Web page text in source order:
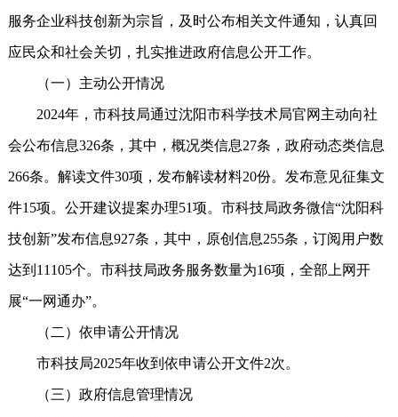
服务企业科技创新为宗旨，及时公布相关文件通知，认真回
应民众和社会关切，扎实推进政府信息公开工作。
（一）主动公开情况
2024年，市科技局通过沈阳市科学技术局官网主动向社
会公布信息326条，其中，概况类信息27条，政府动态类信息
266条。解读文件30项，发布解读材料20份。发布意见征集文
件15项。公开建议提案办理51项。市科技局政务微信“沈阳科
技创新”发布信息927条，其中，原创信息255条，订阅用户数
达到11105个。市科技局政务服务数量为16项，全部上网开
展“一网通办”。
（二）依申请公开情况
市科技局2025年收到依申请公开文件2次。
（三）政府信息管理情况